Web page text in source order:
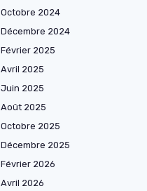
Octobre 2024
Décembre 2024
Février 2025
Avril 2025
Juin 2025
Août 2025
Octobre 2025
Décembre 2025
Février 2026
Avril 2026